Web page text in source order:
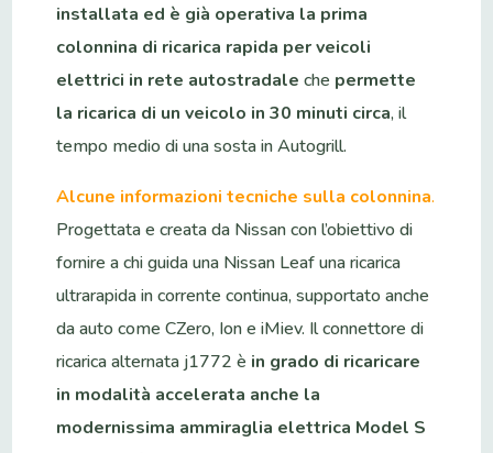
installata ed è già operativa la prima
colonnina di ricarica rapida per veicoli
elettrici in rete autostradale che permette
la ricarica di un veicolo in 30 minuti circa, il
tempo medio di una sosta in Autogrill.
Alcune informazioni tecniche sulla colonnina.
Progettata e creata da Nissan con l’obiettivo di
fornire a chi guida una Nissan Leaf una ricarica
ultrarapida in corrente continua, supportato anche
da auto come CZero, Ion e iMiev. Il connettore di
ricarica alternata j1772 è in grado di ricaricare
in modalità accelerata anche la
modernissima ammiraglia elettrica Model S